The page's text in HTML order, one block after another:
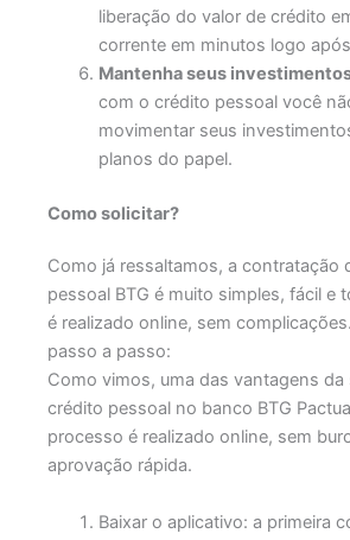
liberação do valor de crédito
corrente em minutos logo
Mantenha seus
com o crédito pessoal você
movimentar seus
planos do papel.
Como solicitar?
Como já ressaltamos, a contratação
pessoal BTG é muito simples, fácil e
é realizado online, sem
passo a passo:
Como vimos, uma das vantagens da
crédito pessoal no banco BTG
processo é realizado online, sem
aprovação rápida.
Baixar o aplicativo: a primeira